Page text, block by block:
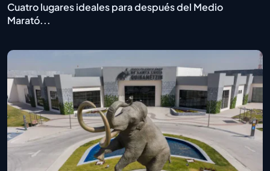
Cuatro lugares ideales para después del Medio
Marató...